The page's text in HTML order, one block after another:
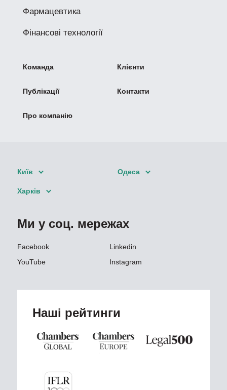
Фармацевтика
Фінансові технології
Команда Клієнти
Публікації Контакти
Про компанію
Київ Одеса
Харків
Ми у соц. мережах
Facebook
Linkedin
YouTube
Instagram
Наші рейтинги